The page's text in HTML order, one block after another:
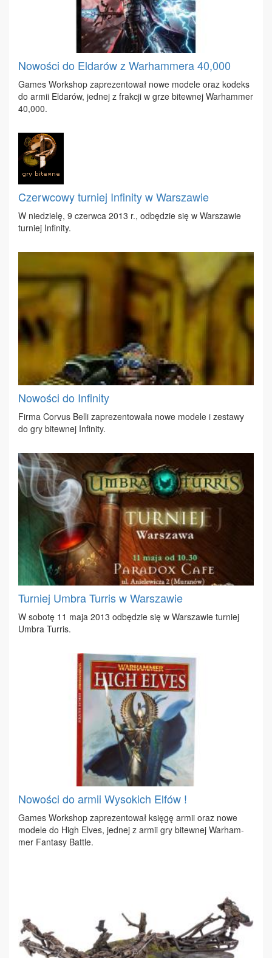
Nowości do Eldarów z Warhammera 40,000
Ga­mes Work­shop za­pre­zen­to­wał no­we mo­de­le oraz ko­deks
do ar­mii El­da­rów, jed­nej z frak­cji w grze bi­tew­nej War­ham­mer
40,000.
Czerwcowy turniej Infinity w Warszawie
W nie­dzie­lę, 9 czerw­ca 2013 r., od­bę­dzie się w War­sza­wie
tur­niej In­fi­ni­ty.
Nowości do Infinity
Fir­ma Co­rvus Bel­li za­pre­zen­to­wa­ła no­we mo­de­le i ze­sta­wy
do gry bi­tew­nej In­fi­ni­ty.
Turniej Umbra Turris w Warszawie
W so­bo­tę 11 ma­ja 2013 od­bę­dzie się w War­sza­wie tur­niej
Um­bra Tur­ris.
Nowości do armii Wysokich Elfów !
Ga­mes Work­shop za­pre­zen­to­wał księ­gę ar­mii oraz no­we
mo­de­le do High Elves, jed­nej z ar­mii gry bi­tew­nej War­ham­
mer Fan­ta­sy Bat­tle.